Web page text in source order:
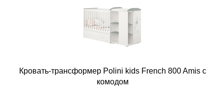
Кровать-трансформер Polini kids French 800 Amis с
комодом